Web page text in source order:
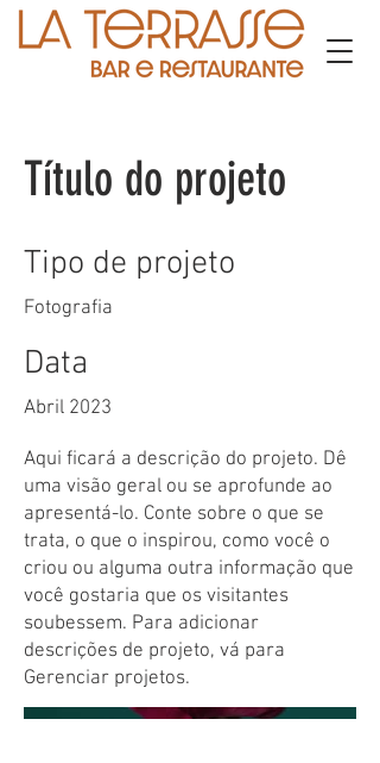
Título do projeto
Tipo de projeto
Fotografia
Data
Abril 2023
Aqui ficará a descrição do projeto. Dê
uma visão geral ou se aprofunde ao
apresentá-lo. Conte sobre o que se
trata, o que o inspirou, como você o
criou ou alguma outra informação que
você gostaria que os visitantes
soubessem. Para adicionar
descrições de projeto, vá para
Gerenciar projetos.